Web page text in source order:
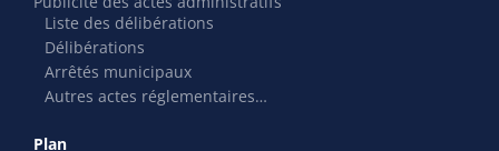
Liste des délibérations
Délibérations
Arrêtés municipaux
Autres actes réglementaires…
Plan